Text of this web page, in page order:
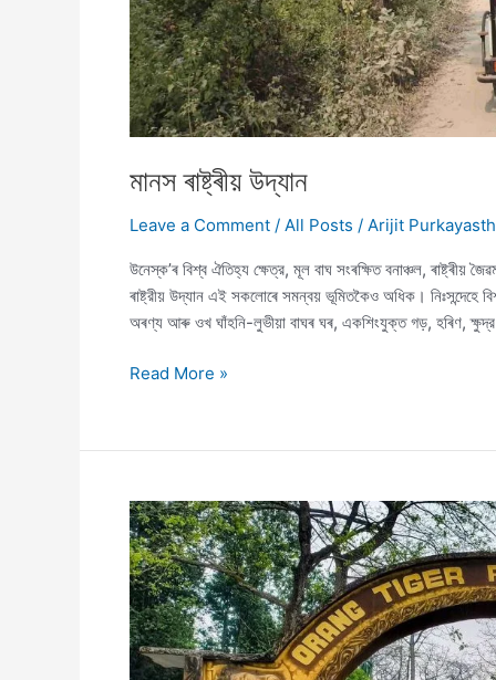
মানস ৰাষ্ট্ৰীয় উদ্যান
Leave a Comment / All Posts / Arijit
উনেস্ক’ৰ বিশ্ব ঐতিহ্য ক্ষেত্র, মূল বাঘ সংৰক্ষিত বনাঞ্চল, ৰাষ্ট্ৰীয়
ৰাষ্ট্রীয় উদ্যান এই সকলোৰে সমন্বয় ভূমিতকৈও অধিক।
অৰণ্য আৰু ওখ ঘাঁহনি-লুভীয়া বাঘৰ ঘৰ, একশিংযুক্ত গড়, হৰিণ,
মানস
Read More »